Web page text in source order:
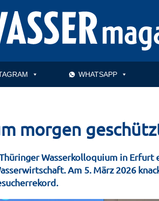
WHATSAPP
morgen
Wasserkolloquium in
Am 5. März 2026